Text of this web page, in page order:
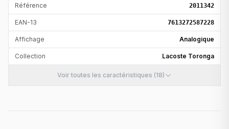
Référence 2011342
EAN-13 7613272587228
Affichage Analogique
Collection Lacoste Toronga
Voir toutes les caractéristiques (18)